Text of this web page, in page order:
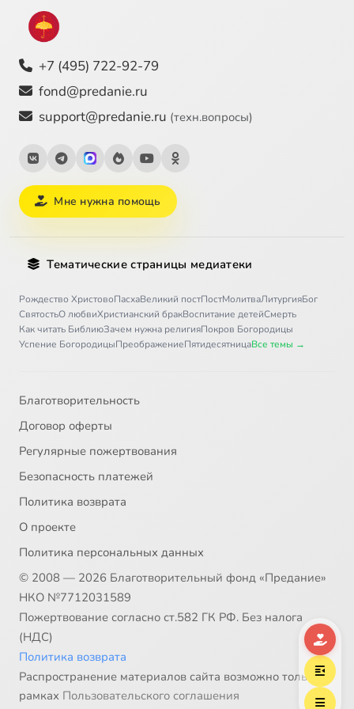
+7 (495) 722-92-79
fond@predanie.ru
support@predanie.ru (техн.вопросы)
Мне нужна помощь
Тематические страницы медиатеки
Рождество ХристовоПасхаВеликий постПостМолитваЛитургияБог
СвятостьО любвиХристианский бракВоспитание детейСмерть
Как читать БиблиюЗачем нужна религияПокров Богородицы
Успение БогородицыПреображениеПятидесятницаВсе темы →
Благотворительность
Договор оферты
Регулярные пожертвования
Безопасность платежей
Политика возврата
О проекте
Политика персональных данных
© 2008 — 2026 Благотворительный фонд «Предание»
НКО №7712031589
Пожертвование согласно ст.582 ГК РФ. Без налога
(НДС)
Политика возврата
Распространение материалов сайта возможно только в
рамках Пользовательского соглашения